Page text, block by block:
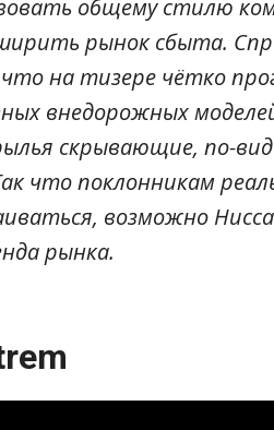
общему стилю
рынок сбыта.
на тизере чётко
внедорожных
скрывающие, по-
что поклонникам
возможно
рынка.